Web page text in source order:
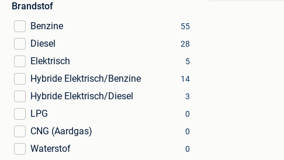
Brandstof
Benzine
55
Diesel 28
Elektrisch 5
Hybride Elektrisch/Benzine 14
Hybride Elektrisch/Diesel 3
LPG 0
CNG (Aardgas) 0
Waterstof 0